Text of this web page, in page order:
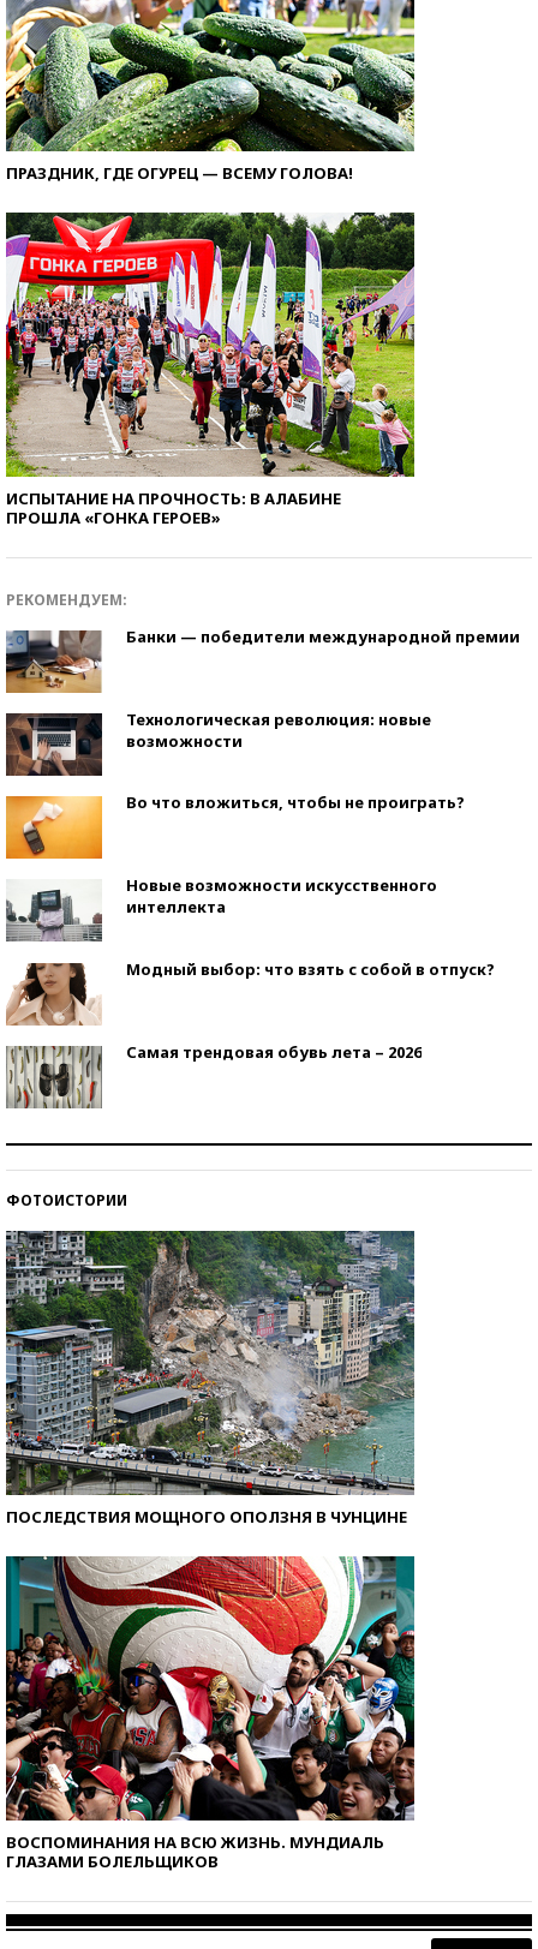
ПРАЗДНИК, ГДЕ ОГУРЕЦ — ВСЕМУ ГОЛОВА!
ИСПЫТАНИЕ НА ПРОЧНОСТЬ: В АЛАБИНЕ
ПРОШЛА «ГОНКА ГЕРОЕВ»
РЕКОМЕНДУЕМ:
Банки — победители международной премии
Технологическая революция: новые
возможности
Во что вложиться, чтобы не проиграть?
Новые возможности искусственного
интеллекта
Модный выбор: что взять с собой в отпуск?
Самая трендовая обувь лета – 2026
ФОТОИСТОРИИ
ПОСЛЕДСТВИЯ МОЩНОГО ОПОЛЗНЯ В ЧУНЦИНЕ
ВОСПОМИНАНИЯ НА ВСЮ ЖИЗНЬ. МУНДИАЛЬ
ГЛАЗАМИ БОЛЕЛЬЩИКОВ